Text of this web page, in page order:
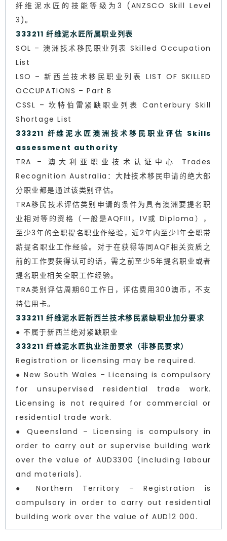
纤维泥水匠的技能等级为3 (ANZSCO Skill Level
3)。
333211 纤维泥水匠所属职业列表
SOL – 澳洲技术移民职业列表 Skilled Occupation
List
LSO – 新西兰技术移民职业列表 LIST OF SKILLED
OCCUPATIONS – Part B
CSSL – 坎特伯雷紧缺职业列表 Canterbury Skill
Shortage List
333211 纤维泥水匠澳洲技术移民职业评估 Skills
assessment authority
TRA – 澳大利亚职业技术认证中心 Trades
Recognition Australia：大陆技术移民申请的绝大部
分职业都是通过该类别评估。
TRA移民技术评估类别申请的条件为具有澳洲要提名职
业相对等的资格（一般是AQFIII，IV或 Diploma），
至少3年的全职提名职业作经验，近2年内至少1年全职带
薪提名职业工作经验。对于在获得等同AQF相关资质之
前的工作要获得认可的话，需之前至少5年提名职业或者
提名职业相关全职工作经验。
TRA类别评估周期60工作日，评估费用300澳币，不支
持信用卡。
333211 纤维泥水匠新西兰技术移民紧缺职业加分要求
● 不属于新西兰绝对紧缺职业
333211 纤维泥水匠执业注册要求（非移民要求）
Registration or licensing may be required.
● New South Wales – Licensing is compulsory
for unsupervised residential trade work.
Licensing is not required for commercial or
residential trade work.
● Queensland – Licensing is compulsory in
order to carry out or supervise building work
over the value of AUD3300 (including labour
and materials).
● Northern Territory – Registration is
compulsory in order to carry out residential
building work over the value of AUD12 000.